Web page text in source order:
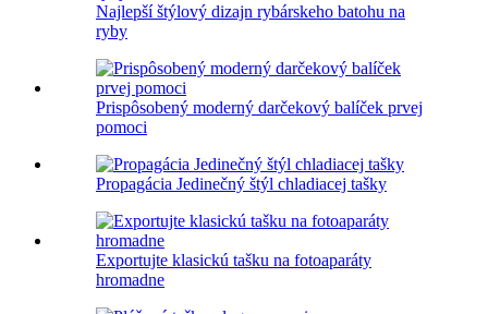
Najlepší štýlový dizajn rybárskeho batohu na
ryby
Prispôsobený moderný darčekový balíček prvej
pomoci
Propagácia Jedinečný štýl chladiacej tašky
Exportujte klasickú tašku na fotoaparáty
hromadne